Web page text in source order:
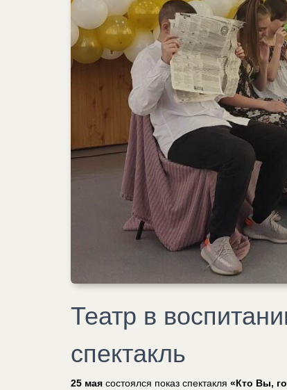
Театр в
спектакль
25 мая состоялся показ спектакля «Кто Вы,